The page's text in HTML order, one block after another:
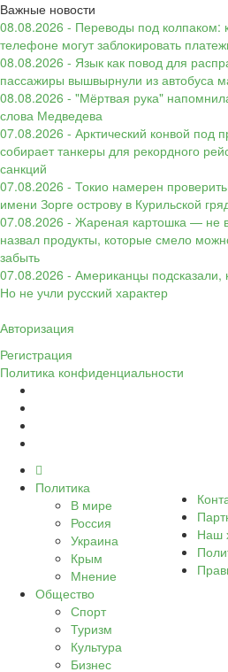
Важные новости
08.08.2026 - Переводы под колпаком:
телефоне могут заблокировать
08.08.2026 - Язык как повод для
пассажиры вышвырнули из автобуса
08.08.2026 - "Мёртвая рука"
слова Медведева
07.08.2026 - Арктический конвой под
собирает танкеры для рекордного
санкций
07.08.2026 - Токио намерен
имени Зорге острову в Курильской
07.08.2026 - Жареная картошка — не
назвал продукты, которые смело
забыть
07.08.2026 - Американцы подсказали,
Но не учли русский характер
Авторизация
Регистрация
Политика конфиденциальности
Политика
В мире
Россия
Украина
Крым
Мнение
Общество
Спорт
Туризм
Культура
Бизнес
Наш